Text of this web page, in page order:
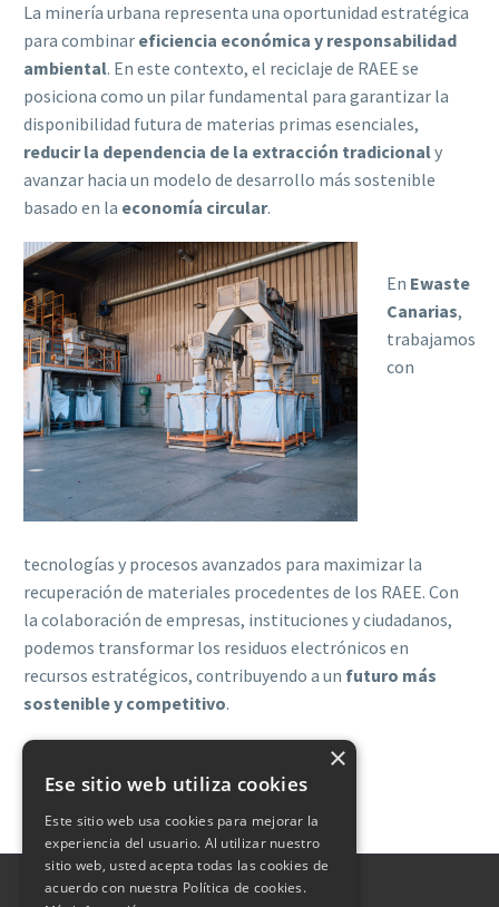
La minería urbana representa una oportunidad estratégica
para combinar eficiencia económica y responsabilidad
ambiental. En este contexto, el reciclaje de RAEE se
posiciona como un pilar fundamental para garantizar la
disponibilidad futura de materias primas esenciales,
reducir la dependencia de la extracción tradicionaly
avanzar hacia un modelo de desarrollo más sostenible
basado en la economía circular.
En Ewaste
Canarias,
trabajamos
con
tecnologías y procesos avanzados para maximizar la
recuperación de materiales procedentes de los RAEE. Con
la colaboración de empresas, instituciones y ciudadanos,
podemos transformar los residuos electrónicos en
recursos estratégicos, contribuyendo a un futuro más
sostenible y competitivo.
×
Ese sitio web utiliza cookies
Este sitio web usa cookies para mejorar la
experiencia del usuario. Al utilizar nuestro
sitio web, usted acepta todas las cookies de
acuerdo con nuestra Política de cookies.